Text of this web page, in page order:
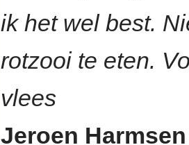
ik het wel best.
rotzooi te eten.
vlees
Jeroen